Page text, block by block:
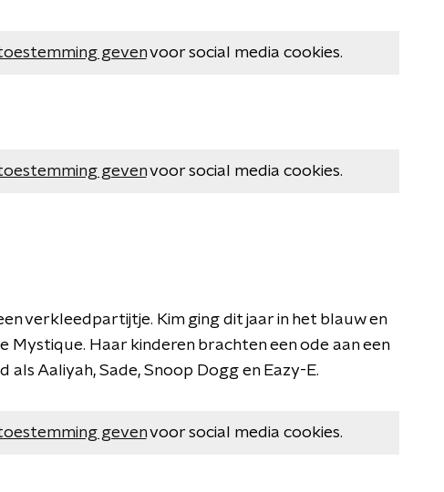
gevenvoor social media cookies.
gevenvoor social media cookies.
verkleedpartijtje. Kim ging dit jaar in het blauw en
Haar kinderen brachten een ode aan een
Aaliyah, Sade, Snoop Dogg en Eazy-E.
gevenvoor social media cookies.